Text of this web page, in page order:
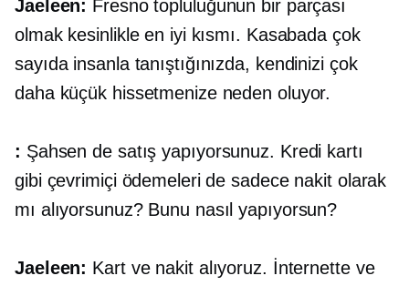
Jaeleen: Fresno topluluğunun bir parçası
olmak kesinlikle en iyi kısmı. Kasabada çok
sayıda insanla tanıştığınızda, kendinizi çok
daha küçük hissetmenize neden oluyor.
: Şahsen de satış yapıyorsunuz. Kredi kartı
gibi çevrimiçi ödemeleri de sadece nakit olarak
mı alıyorsunuz? Bunu nasıl yapıyorsun?
Jaeleen: Kart ve nakit alıyoruz. İnternette ve